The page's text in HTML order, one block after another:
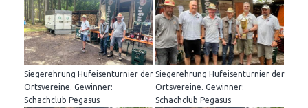
Siegerehrung Hufeisenturnier der
Ortsvereine. Gewinner:
Schachclub Pegasus
Siegerehrung Hufeisenturnier der
Ortsvereine. Gewinner:
Schachclub Pegasus